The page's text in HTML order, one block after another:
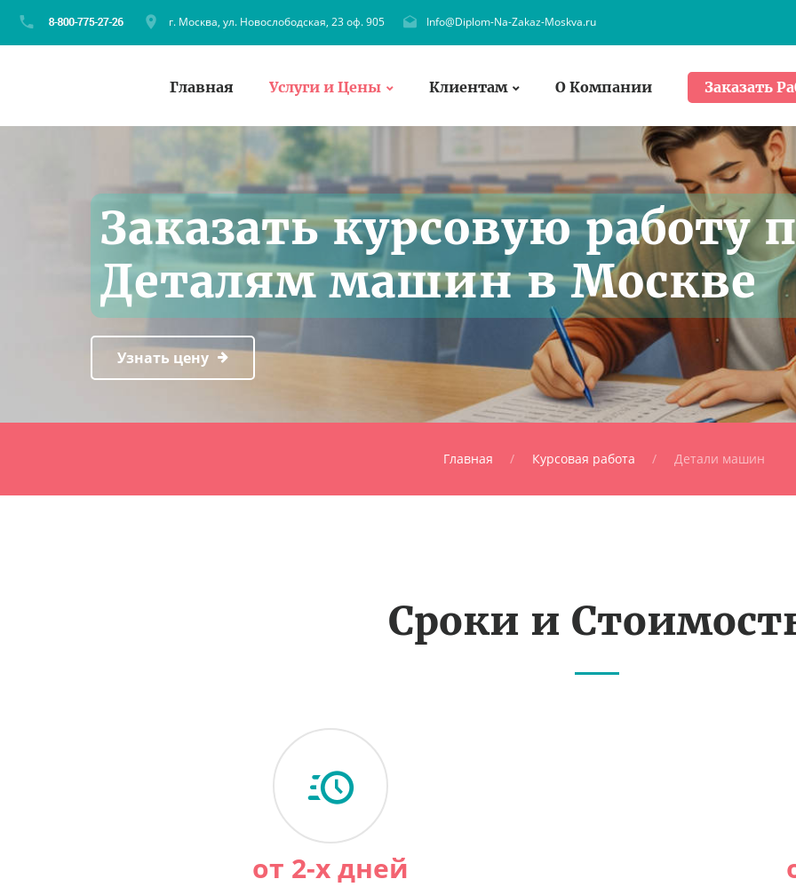
г. Москва, ул. Новослободская, 23 оф. 905 Info@Diplom-Na-Zakaz-Moskva.ru
Главная Услуги и Цены Клиентам О Компании Заказать
Заказать курсовую работу
Деталям машин в Москве
Узнать цену
Главная Курсовая работа Детали машин
Сроки и
от 2-х дней